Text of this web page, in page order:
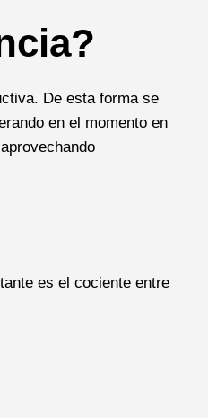
De esta forma se
en el momento en
es el cociente entre